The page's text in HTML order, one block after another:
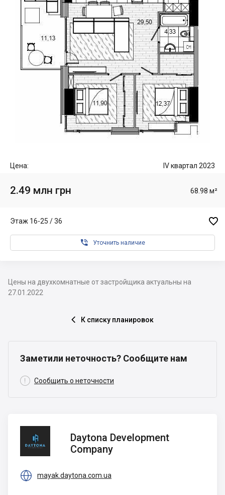
Цена: IV квартал 2023
2.49 млн грн 68.98 м²
Этаж 16-25 / 36 
 Уточнить наличие
Цены на двухкомнатные от застройщика актуальны на
27.01.2022
 К списку планировок
Заметили неточность? Сообщите нам
 Сообщить о неточности
Development
Company
Daytona Development
Company
 mayak.daytona.com.ua